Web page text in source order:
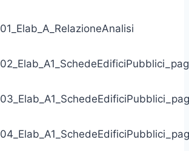
01_Elab_A_RelazioneAnalisi